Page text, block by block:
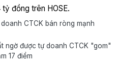
đồng trên HOSE.
CTCK bán ròng mạnh
ngờ được tự doanh CTCK "gom"
17 điểm